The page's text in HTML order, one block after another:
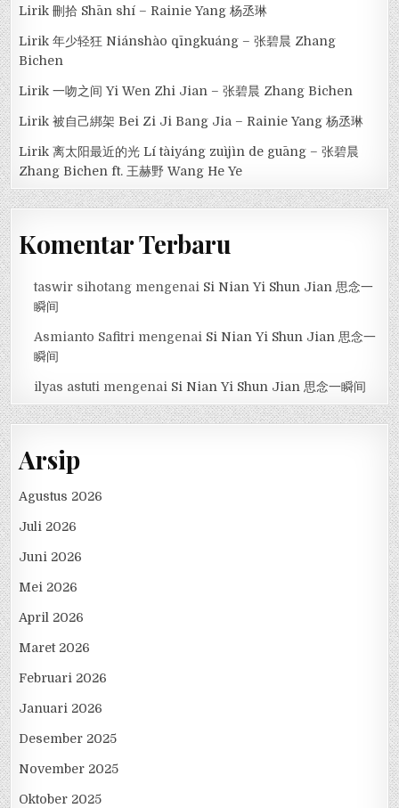
Lirik 刪拾 Shān shí – Rainie Yang 杨丞琳
Lirik 年少轻狂 Niánshào qīngkuáng – 张碧晨 Zhang
Bichen
Lirik 一吻之间 Yi Wen Zhi Jian – 张碧晨 Zhang Bichen
Lirik 被自己綁架 Bei Zi Ji Bang Jia – Rainie Yang 杨丞琳
Lirik 离太阳最近的光 Lí tàiyáng zuìjìn de guāng – 张碧晨
Zhang Bichen ft. 王赫野 Wang He Ye
Komentar Terbaru
taswir sihotang mengenai Si Nian Yi Shun Jian 思念一
瞬间
Asmianto Safitri mengenai Si Nian Yi Shun Jian 思念一
瞬间
ilyas astuti mengenai Si Nian Yi Shun Jian 思念一瞬间
Arsip
Agustus 2026
Juli 2026
Juni 2026
Mei 2026
April 2026
Maret 2026
Februari 2026
Januari 2026
Desember 2025
November 2025
Oktober 2025